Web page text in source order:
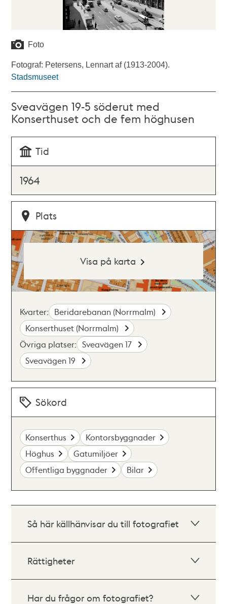
Foto
Fotograf: Petersens, Lennart af (1913-2004).
Stadsmuseet
Sveavägen 19-5 söderut med
Konserthuset och de fem höghusen
Tid
1964
Plats
Visa på karta
Kvarter: Beridarebanan (Norrmalm)
Konserthuset (Norrmalm)
Övriga platser: Sveavägen 17
Sveavägen 19
Sökord
Konserthus
Kontorsbyggnader
Höghus
Gatumiljöer
Offentliga byggnader
Bilar
Så här källhänvisar du till fotografiet
Rättigheter
Har du frågor om fotografiet?